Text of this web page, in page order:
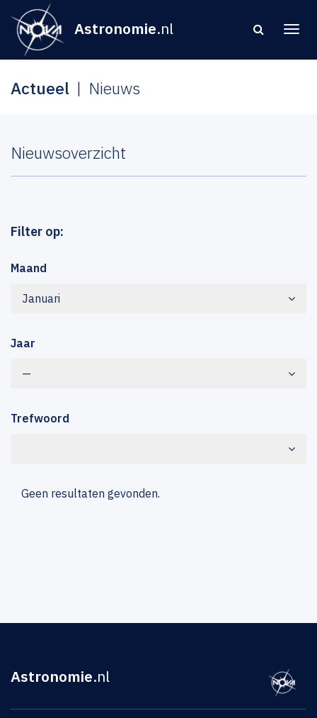
Astronomie.nl
Actueel Nieuws
Nieuwsoverzicht
Filter op:
Maand
Januari
Jaar
—
Trefwoord
Geen resultaten gevonden.
Astronomie.nl